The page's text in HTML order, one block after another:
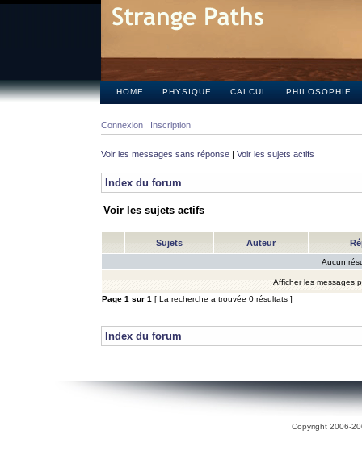
HOME PHYSIQUE CALCUL PHILOSOPHIE
Connexion Inscription
Voir les messages sans réponse | Voir les sujets actifs
Index du forum
Voir les sujets actifs
Sujets Auteur
Aucun
Afficher les messages
Page 1 sur 1 [ La recherche a trouvée 0 résultats ]
Index du forum
Copyright 2006-